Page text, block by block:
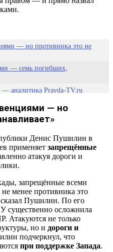
— но противника это не
— семь погибших,
— аналитика Pravda-TV.ru
— но
Денис Пушилин в
применяет запрещённые
атакуя дороги и
запрещённые всеми
менее противника это
Пушилин. По его
существенно осложнила
Атакуются не только
но и дороги и
подчеркнул, что
при поддержке Запада.